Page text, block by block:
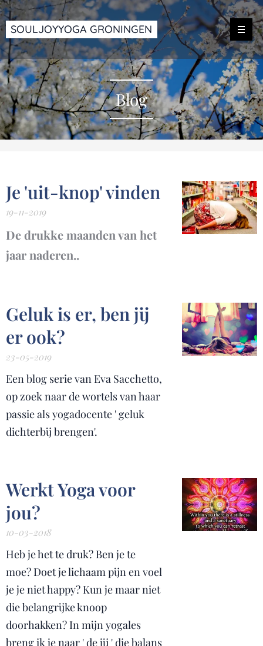
SOULJOYYOGA GRONINGEN
Blog
Je 'uit-knop' vinden
19-11-2019
De drukke maanden van het
jaar naderen..
Geluk is er, ben jij
er ook?
23-05-2019
Een blog serie van Eva Sacchetto,
op zoek naar de wortels van haar
passie als yogadocente ' geluk
dichterbij brengen'.
Werkt Yoga voor
jou?
10-03-2018
Heb je het te druk? Ben je te
moe? Doet je lichaam pijn en voel
je je niet happy? Kun je maar niet
die belangrijke knoop
doorhakken? In mijn yogales
breng ik je naar ' de jij ' die balans